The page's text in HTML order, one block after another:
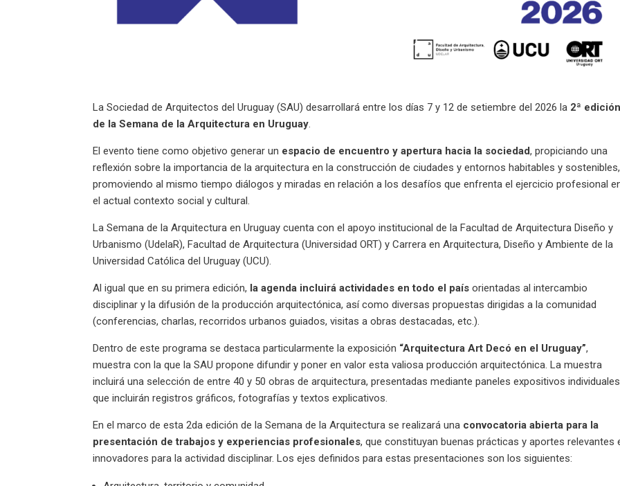
La Sociedad de Arquitectos del Uruguay (SAU) desarrollará entre los días 7 y 12 de setiembre del 2026 la 2ª
de la Semana de la Arquitectura en Uruguay.
El evento tiene como objetivo generar un espacio de encuentro y apertura hacia la sociedad, propiciando una
reflexión sobre la importancia de la arquitectura en la construcción de ciudades y entornos habitables y sostenibles,
promoviendo al mismo tiempo diálogos y miradas en relación a los desafíos que enfrenta el ejercicio profesional
el actual contexto social y cultural.
La Semana de la Arquitectura en Uruguay cuenta con el apoyo institucional de la Facultad de Arquitectura Diseño y
Urbanismo (UdelaR), Facultad de Arquitectura (Universidad ORT) y Carrera en Arquitectura, Diseño y Ambiente de la
Universidad Católica del Uruguay (UCU).
Al igual que en su primera edición, la agenda incluirá actividades en todo el país orientadas al intercambio
disciplinar y la difusión de la producción arquitectónica, así como diversas propuestas dirigidas a la comunidad
(conferencias, charlas, recorridos urbanos guiados, visitas a obras destacadas, etc.).
Dentro de este programa se destaca particularmente la exposición “Arquitectura Art Decó en el Uruguay”,
muestra con la que la SAU propone difundir y poner en valor esta valiosa producción arquitectónica. La muestra
incluirá una selección de entre 40 y 50 obras de arquitectura, presentadas mediante paneles expositivos
que incluirán registros gráficos, fotografías y textos explicativos.
En el marco de esta 2da edición de la Semana de la Arquitectura se realizará una convocatoria abierta para la
presentación de trabajos y experiencias profesionales, que constituyan buenas prácticas y aportes relevantes
innovadores para la actividad disciplinar. Los ejes definidos para estas presentaciones son los siguientes: